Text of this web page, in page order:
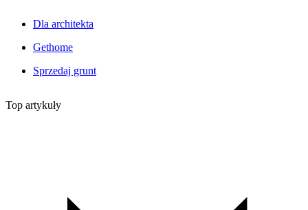
Dla architekta
Gethome
Sprzedaj grunt
Top artykuły